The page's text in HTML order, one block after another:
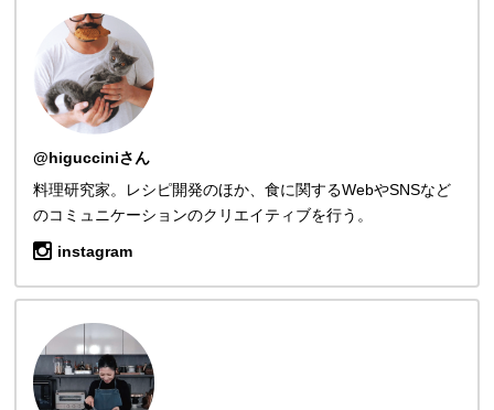
@higucciniさん
料理研究家。レシピ開発のほか、食に関するWebやSNSなど
のコミュニケーションのクリエイティブを行う。
instagram